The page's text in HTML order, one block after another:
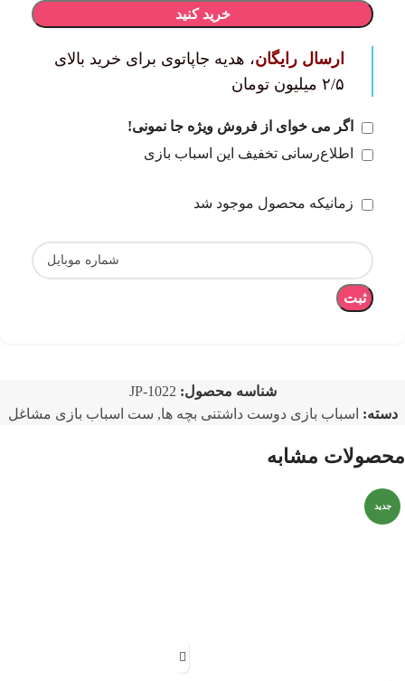
خرید کنید
ارسال رایگان، هدیه جاپاتوی برای خرید بالای
۲/۵ میلیون تومان
اگر می خوای از فروش ویژه جا نمونی!
اطلاع‌رسانی تخفیف این اسباب بازی
زمانیکه محصول موجود شد
ثبت
شناسه محصول: JP-1022
دسته: اسباب بازی دوست داشتنی بچه ها, ست اسباب بازی مشاغل
محصولات مشابه
جدید